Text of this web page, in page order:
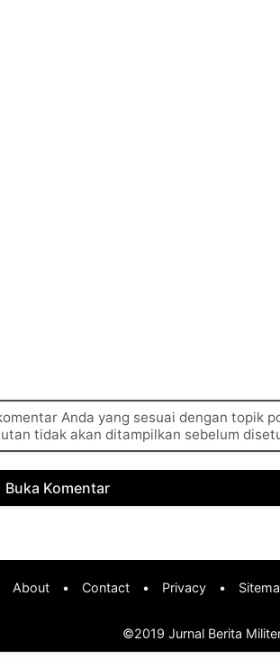
Anda yang sesuai dengan topik
tidak akan ditampilkan sebelum
Buka Komentar
About • Contact • Privacy •
©2019 Jurnal Berita